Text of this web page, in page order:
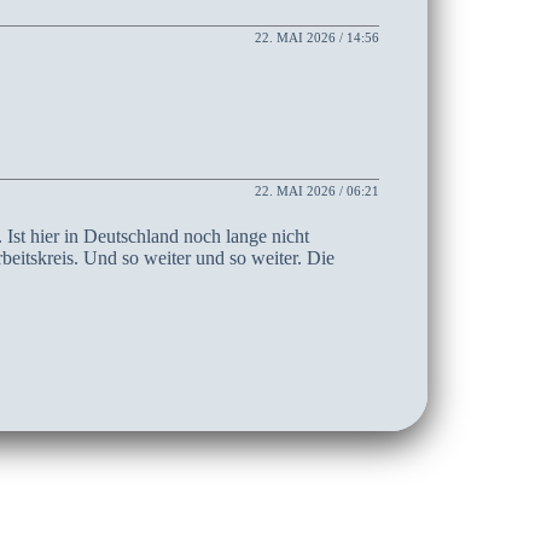
22. MAI 2026 / 14:56
22. MAI 2026 / 06:21
hier in Deutschland noch lange nicht
Und so weiter und so weiter. Die